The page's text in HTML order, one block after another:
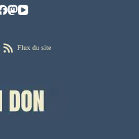
Flux du site